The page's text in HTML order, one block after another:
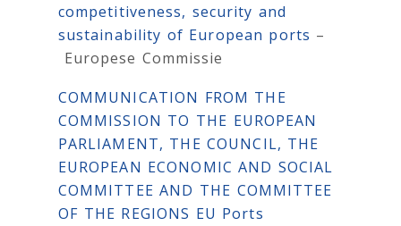
competitiveness, security and
sustainability of European ports –
Europese Commissie
COMMUNICATION FROM THE
COMMISSION TO THE EUROPEAN
PARLIAMENT, THE COUNCIL, THE
EUROPEAN ECONOMIC AND SOCIAL
COMMITTEE AND THE COMMITTEE
OF THE REGIONS EU Ports